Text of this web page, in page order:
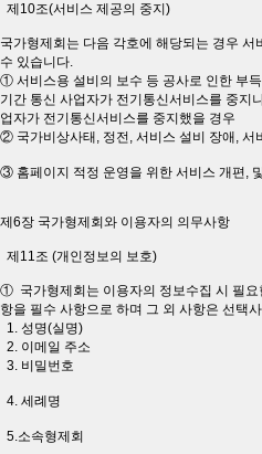
제10조(서비스 제공의 중지)
국가형제회는 다음 각호에 해당되는 경우
수 있습니다.
① 서비스용 설비의 보수 등 공사로 인한 부
기간 통신 사업자가 전기통신서비스를 중지
업자가 전기통신서비스를 중지했을 경우
② 국가비상사태, 정전, 서비스 설비 장애, 서
③ 홈페이지 적정 운영을 위한 서비스 개편,
제6장 국가형제회와 이용자의 의무사항
제11조 (개인정보의 보호)
① 국가형제회는 이용자의 정보수집 시 필요
항을 필수 사항으로 하며 그 외 사항은 선택
1. 성명(실명)
2. 이메일 주소
3. 비밀번호
4. 세례명
5.소속형제회